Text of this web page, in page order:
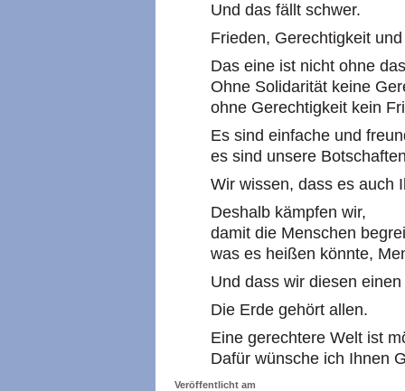
Und das fällt schwer.
Frieden, Gerechtigkeit
Das eine ist nicht ohne
Ohne Solidarität keine
ohne Gerechtigkeit kein
Es sind einfache und
es sind unsere
Wir wissen, dass es auch
Deshalb kämpfen wir,
damit die Menschen
was es heißen könnte,
Und dass wir diesen
Die Erde gehört allen.
Eine gerechtere Welt ist
Dafür wünsche ich Ihnen
Veröffentlicht am